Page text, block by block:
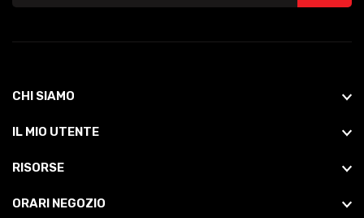
CHI SIAMO
IL MIO UTENTE
RISORSE
ORARI NEGOZIO